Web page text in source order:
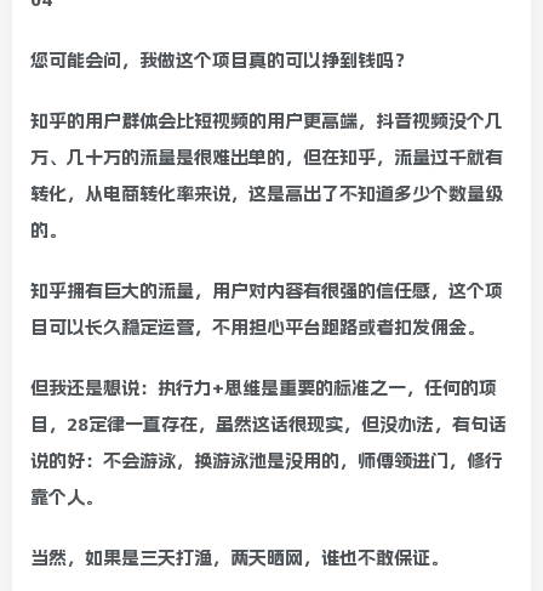
您可能会问，我做这个项目真的可以挣到钱吗？
知乎的用户群体会比短视频的用户更高端，抖音视频没个几
万、几十万的流量是很难出单的，但在知乎，流量过千就有
转化，从电商转化率来说，这是高出了不知道多少个数量级
的。
知乎拥有巨大的流量，用户对内容有很强的信任感，这个项
目可以长久稳定运营，不用担心平台跑路或者扣发佣金。
但我还是想说：执行力+思维是重要的标准之一，任何的项
目，28定律一直存在，虽然这话很现实，但没办法，有句话
说的好：不会游泳，换游泳池是没用的，师傅领进门，修行
靠个人。
当然，如果是三天打渔，两天晒网，谁也不敢保证。